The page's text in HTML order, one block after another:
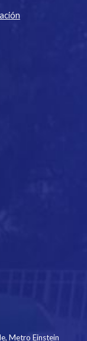
,Metro Einstein